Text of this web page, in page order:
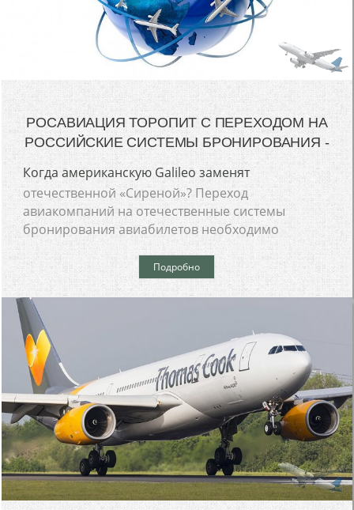
РОСАВИАЦИЯ ТОРОПИТ С ПЕРЕХОДОМ НА
РОССИЙСКИЕ СИСТЕМЫ БРОНИРОВАНИЯ -
Когда американскую Galileo заменят
отечественной «Сиреной»? Переход
авиакомпаний на отечественные системы
бронирования авиабилетов необходимо
Подробно